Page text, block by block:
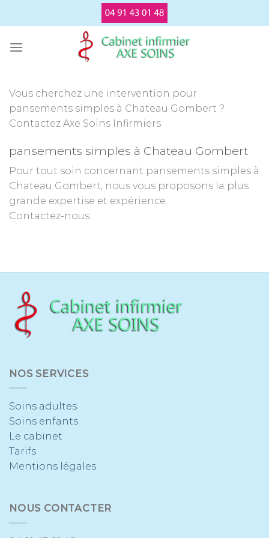
Vous cherchez une intervention pour
pansements simples à Chateau Gombert ?
Contactez Axe Soins Infirmiers
pansements simples à Chateau Gombert
Pour tout soin concernant pansements simples à
Chateau Gombert, nous vous proposons la plus
grande expertise et expérience.
Contactez-nous.
NOS SERVICES
Soins adultes
Soins enfants
Le cabinet
Tarifs
Mentions légales
NOUS CONTACTER